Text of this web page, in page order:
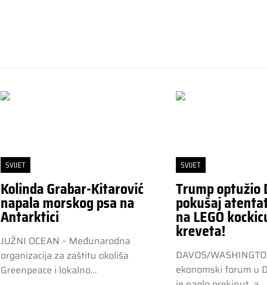
SVIJET
Kolinda Grabar-Kitarović
napala morskog psa na
Antarktici
JUŽNI OCEAN – Međunarodna
organizacija za zaštitu okoliša
Greenpeace i lokalno…
SVIJET
Trump optužio
pokušaj
na LEGO
kreveta!
DAVOS/
ekonomski forum u